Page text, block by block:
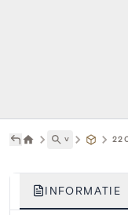
˅
INFORMATIE